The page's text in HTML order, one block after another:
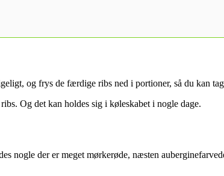
og frys de færdige ribs ned i portioner, så du kan
Og det kan holdes sig i køleskabet i nogle dage.
nogle der er meget mørkerøde, næsten